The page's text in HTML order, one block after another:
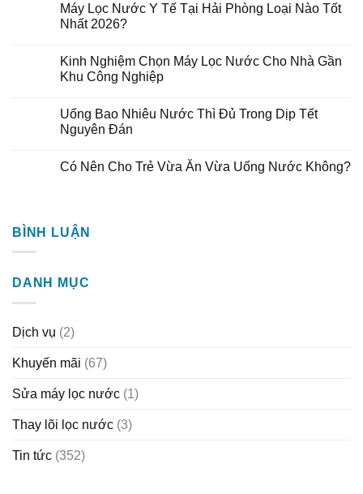
Máy Lọc Nước Y Tế Tại Hải Phòng Loại Nào Tốt
Nhất 2026?
Kinh Nghiệm Chọn Máy Lọc Nước Cho Nhà Gần
Khu Công Nghiệp
Uống Bao Nhiêu Nước Thì Đủ Trong Dịp Tết
Nguyên Đán
Có Nên Cho Trẻ Vừa Ăn Vừa Uống Nước Không?
BÌNH LUẬN
DANH MỤC
Dịch vụ (2)
Khuyến mãi (67)
Sửa máy lọc nước (1)
Thay lõi lọc nước (3)
Tin tức (352)